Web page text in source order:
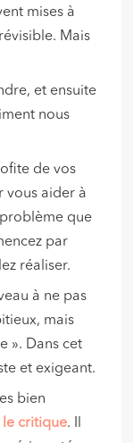
mises à
Mais
et ensuite
nous
de vos
vous aider à
que
par
réaliser.
à ne pas
mais
». Dans cet
et exigeant.
bien
le critique. Il